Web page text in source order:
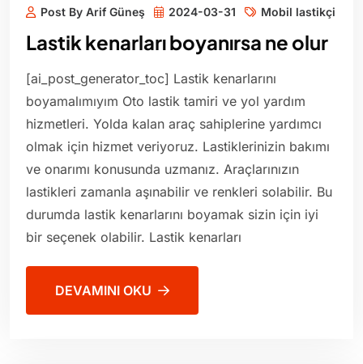
Post By Arif Güneş 2024-03-31 Mobil lastikçi
Lastik kenarları boyanırsa ne olur
[ai_post_generator_toc] Lastik kenarlarını
boyamalımıyım Oto lastik tamiri ve yol yardım
hizmetleri. Yolda kalan araç sahiplerine yardımcı
olmak için hizmet veriyoruz. Lastiklerinizin bakımı
ve onarımı konusunda uzmanız. Araçlarınızın
lastikleri zamanla aşınabilir ve renkleri solabilir. Bu
durumda lastik kenarlarını boyamak sizin için iyi
bir seçenek olabilir. Lastik kenarları
DEVAMINI OKU